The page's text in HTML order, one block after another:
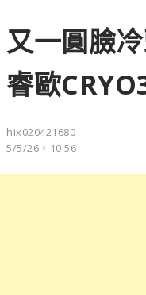
又一圓臉
睿歐
hix020421680
5/5/26，10:56